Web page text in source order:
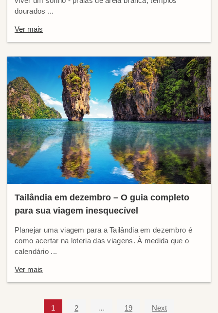
dourados ...
Ver mais
Tailândia em dezembro – O guia completo
para sua viagem inesquecível
Planejar uma viagem para a Tailândia em dezembro é
como acertar na loteria das viagens. À medida que o
calendário ...
Ver mais
1 2 … 19 Next